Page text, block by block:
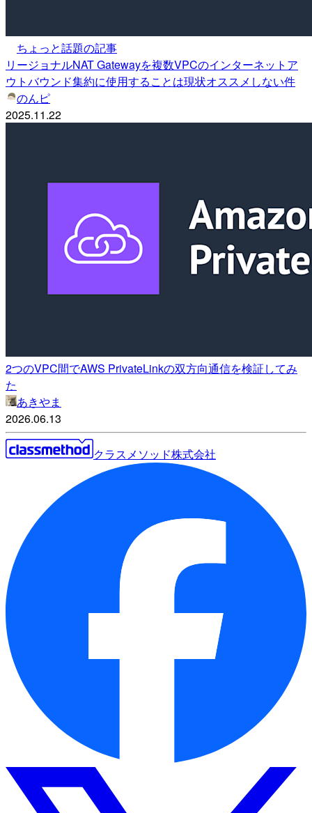
ちょっと話題の記事
リージョナルNAT Gatewayを複数VPCのインターネットア
ウトバウンド集約に使用することは現状オススメしない件
のんピ
2025.11.22
2つのVPC間でAWS PrivateLinkの双方向通信を検証してみ
た
あきやま
2026.06.13
クラスメソッド株式会社